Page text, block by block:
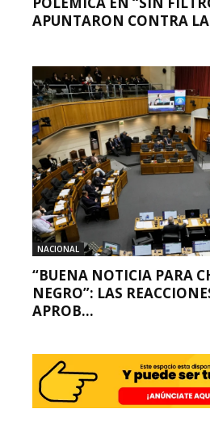
APUNTARON CONTRA LA
NACIONAL
“BUENA NOTICIA PARA
NEGRO”: LAS
APROB...